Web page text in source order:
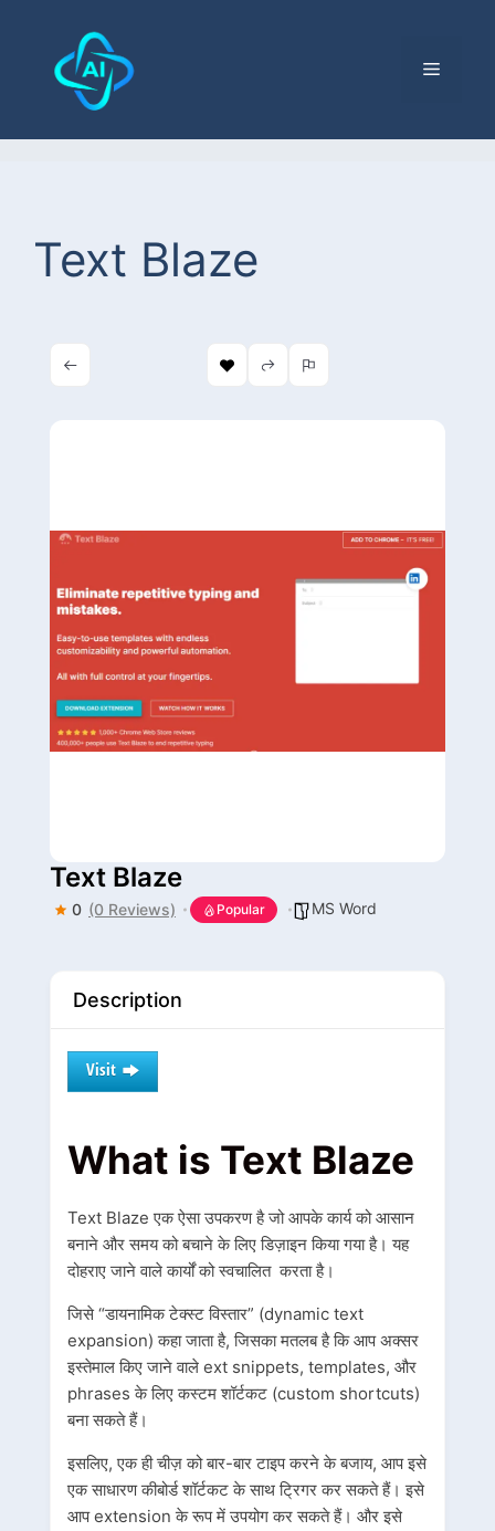
Text Blaze
Text Blaze
0 (0 Reviews) Popular MS Word
Description
Visit
What is Text Blaze
Text Blaze एक ऐसा उपकरण है जो आपके कार्य को आसान
बनाने और समय को बचाने के लिए डिज़ाइन किया गया है। यह
दोहराए जाने वाले कार्यों को स्वचालित करता है।
जिसे “डायनामिक टेक्स्ट विस्तार” (dynamic text
expansion) कहा जाता है, जिसका मतलब है कि आप अक्सर
इस्तेमाल किए जाने वाले ext snippets, templates, और
phrases के लिए कस्टम शॉर्टकट (custom shortcuts)
बना सकते हैं।
इसलिए, एक ही चीज़ को बार-बार टाइप करने के बजाय, आप इसे
एक साधारण कीबोर्ड शॉर्टकट के साथ ट्रिगर कर सकते हैं। इसे
आप extension के रूप में उपयोग कर सकते हैं। और इसे